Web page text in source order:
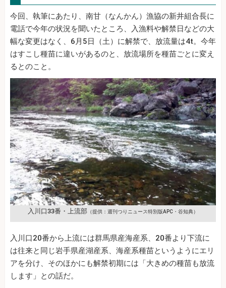
今回、執筆にあたり、南甘（なんかん）漁協の新井組合長に
電話で今年の状況を聞いたところ、入漁料や解禁日などの大
幅な変更はなく、6月5日（土）に解禁で、放流量は4t。今年
はすこし種苗に違いがあるのと、放流場所を種苗ごとに変え
るとのこと。
入川口33番・上流部 （提供：週刊つりニュース特別版APC・谷知典）
入川口20番から上流には群馬県産海産系、20番より下流に
は往来と同じ岩手県産湖産系、海産系種苗というようにエリ
アを分け、そのほかにも解禁初期には「大きめの種苗も放流
します」との話だ。